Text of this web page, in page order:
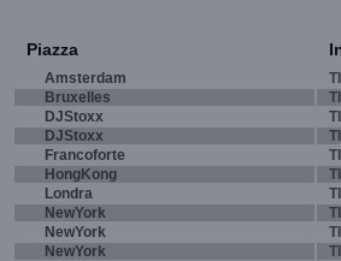
Piazza
Amsterdam
Bruxelles
DJStoxx
DJStoxx
Francoforte
HongKong
Londra
NewYork
NewYork
NewYork